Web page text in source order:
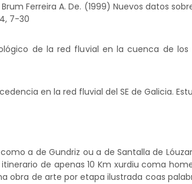
Brum Ferreira A. De. (1999) Nuevos datos
7-30
de la red fluvial en la cuenca de
en la red fluvial del SE de Galicia.
a de Gundriz ou a de Santalla de
itinerario de apenas 10 Km xurdiu coma
obra de arte por etapa ilustrada coas